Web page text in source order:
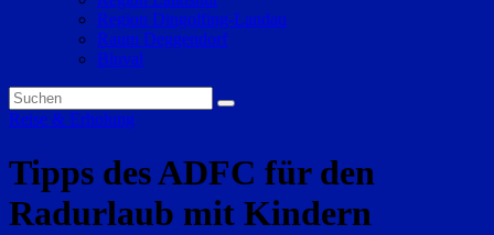
Region Dingolfing-Landau
Raum Deggendorf
Bluval
Reise & Erholung
Tipps des ADFC für den
Radurlaub mit Kindern